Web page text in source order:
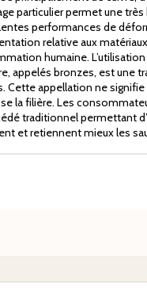
particulier permet une
performances de
relative aux
humaine.
appelés bronzes, est une
Cette appellation ne
la filière. Les
traditionnel permettant
et retiennent mieux les